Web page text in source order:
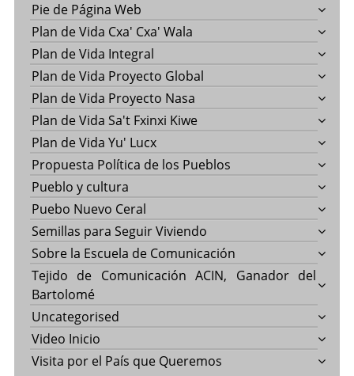
Pie de Página Web
Plan de Vida Cxa' Cxa' Wala
Plan de Vida Integral
Plan de Vida Proyecto Global
Plan de Vida Proyecto Nasa
Plan de Vida Sa't Fxinxi Kiwe
Plan de Vida Yu' Lucx
Propuesta Política de los Pueblos
Pueblo y cultura
Puebo Nuevo Ceral
Semillas para Seguir Viviendo
Sobre la Escuela de Comunicación
Tejido de Comunicación ACIN, Ganador del
Bartolomé
Uncategorised
Video Inicio
Visita por el País que Queremos